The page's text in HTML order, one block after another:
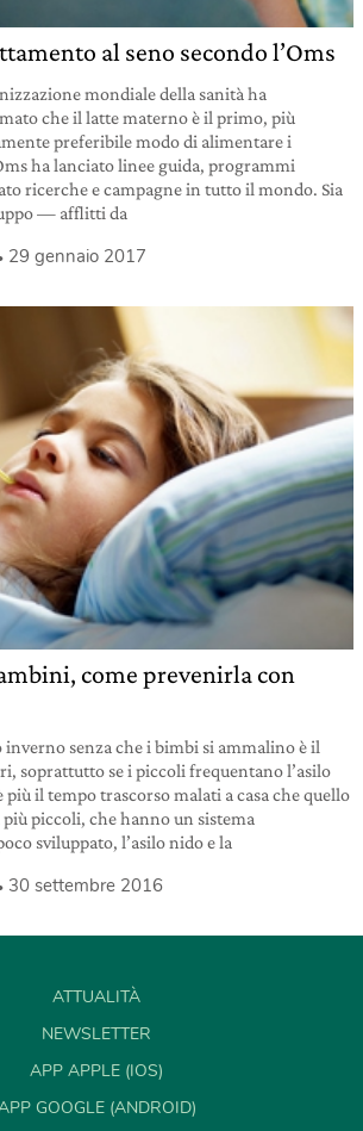
al seno secondo l’Oms
mondiale della sanità ha
che il latte materno è il primo, più
preferibile modo di alimentare i
ha lanciato linee guida, programmi
ricerche e campagne in tutto il mondo. Sia
— afflitti da
29 gennaio 2017
come prevenirla con
senza che i bimbi si ammalino è il
soprattutto se i piccoli frequentano l’asilo
più il tempo trascorso malati a casa che quello
più piccoli, che hanno un sistema
sviluppato, l’asilo nido e la
30 settembre 2016
ATTUALITÀ
NEWSLETTER
APP APPLE (IOS)
GOOGLE (ANDROID)